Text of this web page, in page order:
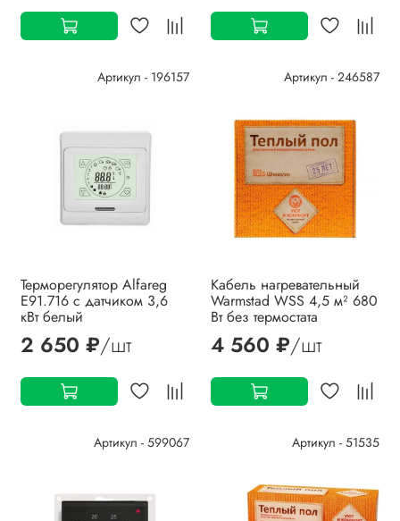
Артикул - 196157
Терморегулятор Alfareg
Е91.716 с датчиком 3,6
кВт белый
2 650 ₽/шт
Артикул - 246587
Кабель нагревательный
Warmstad WSS 4,5 м² 680
Вт без термостата
4 560 ₽/шт
Артикул - 599067 Артикул - 51535